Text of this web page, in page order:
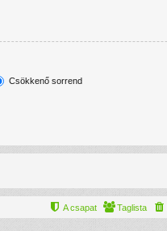
Csökkenő sorrend
Taglista
A csapat